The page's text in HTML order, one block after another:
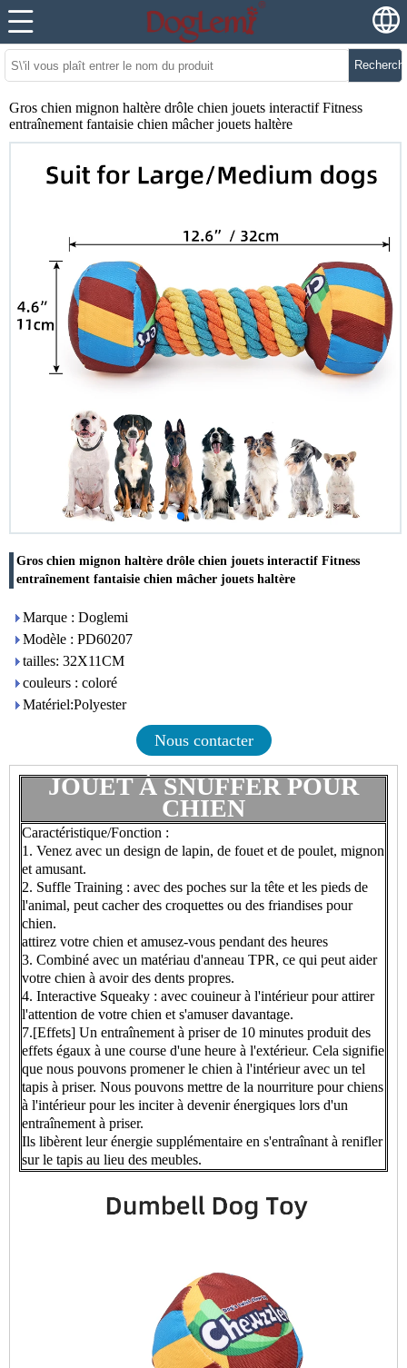
Gros chien mignon haltère drôle chien jouets interactif Fitness
entraînement fantaisie chien mâcher jouets haltère
Gros chien mignon haltère drôle chien jouets interactif Fitness
entraînement fantaisie chien mâcher jouets haltère
Marque : Doglemi
Modèle : PD60207
tailles: 32X11CM
couleurs : coloré
Matériel:Polyester
Nous contacter
JOUET À SNUFFER POUR
CHIEN
Caractéristique/Fonction :
1. Venez avec un design de lapin, de fouet et de poulet, mignon
et amusant.
2. Suffle Training : avec des poches sur la tête et les pieds de
l'animal, peut cacher des croquettes ou des friandises pour
chien.
attirez votre chien et amusez-vous pendant des heures
3. Combiné avec un matériau d'anneau TPR, ce qui peut aider
votre chien à avoir des dents propres.
4. Interactive Squeaky : avec couineur à l'intérieur pour attirer
l'attention de votre chien et s'amuser davantage.
7.[Effets] Un entraînement à priser de 10 minutes produit des
effets égaux à une course d'une heure à l'extérieur. Cela signifie
que nous pouvons promener le chien à l'intérieur avec un tel
tapis à priser. Nous pouvons mettre de la nourriture pour chiens
à l'intérieur pour les inciter à devenir énergiques lors d'un
entraînement à priser.
Ils libèrent leur énergie supplémentaire en s'entraînant à renifler
sur le tapis au lieu des meubles.